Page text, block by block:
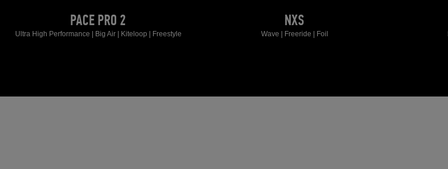
PACE PRO 2
Ultra High Performance | Big Air | Kiteloop | Freestyle
NXS
Wave | Freeride | Foil